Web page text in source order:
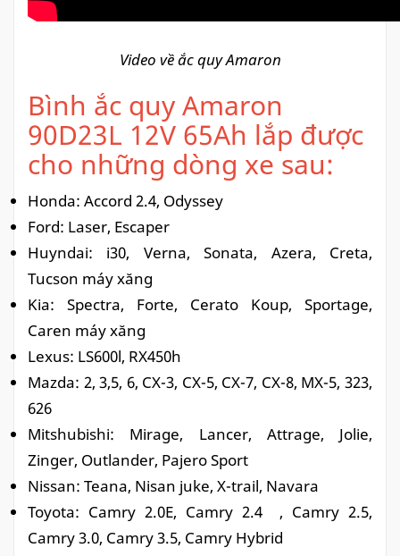
Video về ắc quy Amaron
Bình ắc quy Amaron
90D23L 12V 65Ah lắp được
cho những dòng xe sau:
Honda: Accord 2.4, Odyssey
Ford: Laser, Escaper
Huyndai: i30, Verna, Sonata, Azera, Creta,
Tucson máy xăng
Kia: Spectra, Forte, Cerato Koup, Sportage,
Caren máy xăng
Lexus: LS600l, RX450h
Mazda: 2, 3,5, 6, CX-3, CX-5, CX-7, CX-8, MX-5, 323,
626
Mitshubishi: Mirage, Lancer, Attrage, Jolie,
Zinger, Outlander, Pajero Sport
Nissan: Teana, Nisan juke, X-trail, Navara
Toyota: Camry 2.0E, Camry 2.4 , Camry 2.5,
Camry 3.0, Camry 3.5, Camry Hybrid